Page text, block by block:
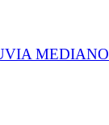
MEDIANO